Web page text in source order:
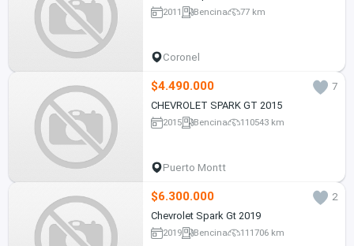
2011 Bencina 77 km
Coronel
$4.490.000
7
CHEVROLET SPARK GT 2015
2015 Bencina 110543 km
Puerto Montt
$6.300.000
2
Chevrolet Spark Gt 2019
2019 Bencina 111706 km